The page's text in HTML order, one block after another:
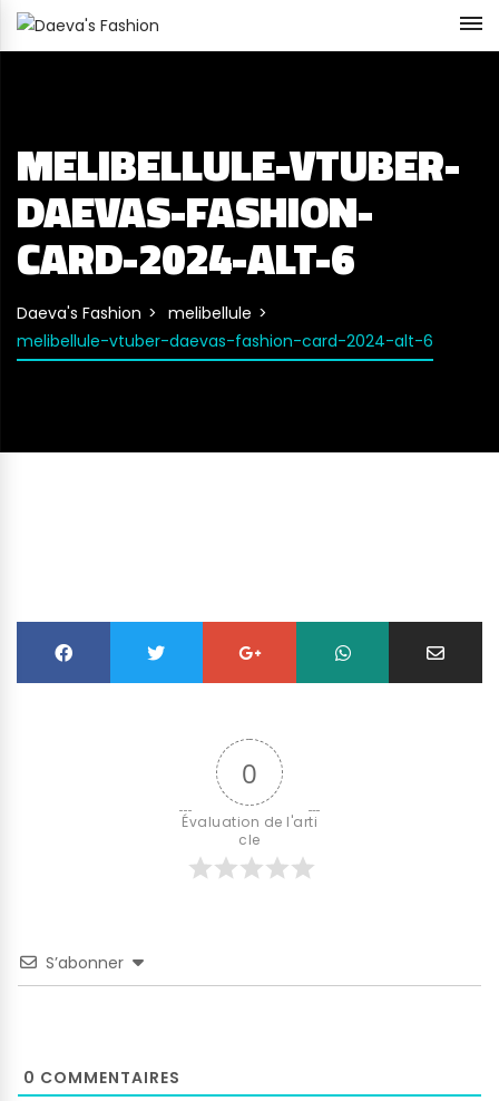
MELIBELLULE-VTUBER-
DAEVAS-FASHION-
CARD-2024-ALT-6
Daeva's Fashion
melibellule
melibellule-vtuber-daevas-fashion-card-2024-alt-6
0
Évaluation de l'arti
cle
S’abonner
0 COMMENTAIRES